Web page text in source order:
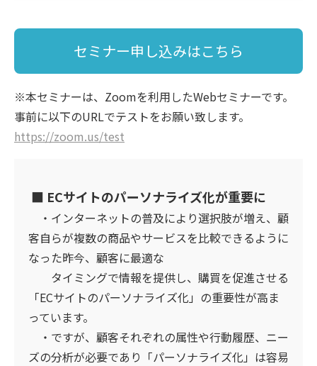
セミナー申し込みはこちら
※本セミナーは、Zoomを利用したWebセミナーです。
事前に以下のURLでテストをお願い致します。
https://zoom.us/test
■ ECサイトのパーソナライズ化が重要に
・インターネットの普及により選択肢が増え、顧
客自らが複数の商品やサービスを比較できるように
なった昨今、顧客に最適な
タイミングで情報を提供し、購買を促進させる
「ECサイトのパーソナライズ化」の重要性が高ま
っています。
・ですが、顧客それぞれの属性や行動履歴、ニー
ズの分析が必要であり「パーソナライズ化」は容易